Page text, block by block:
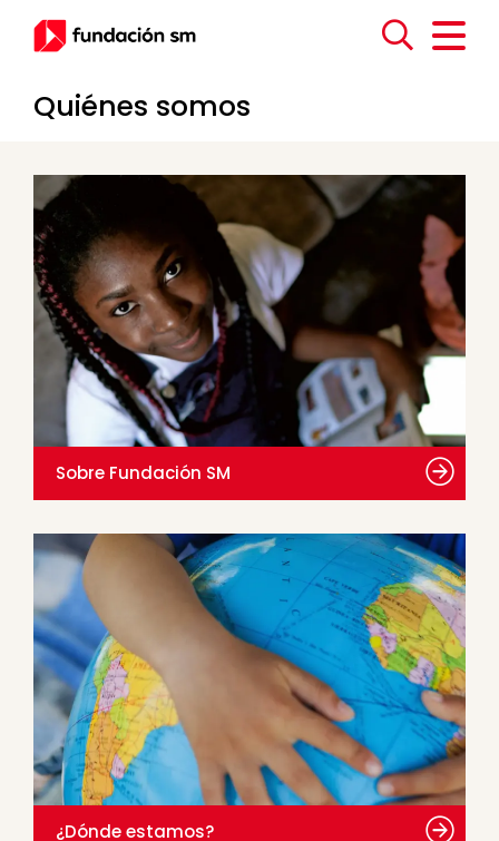
Quiénes somos
Sobre Fundación SM
¿Dónde estamos?